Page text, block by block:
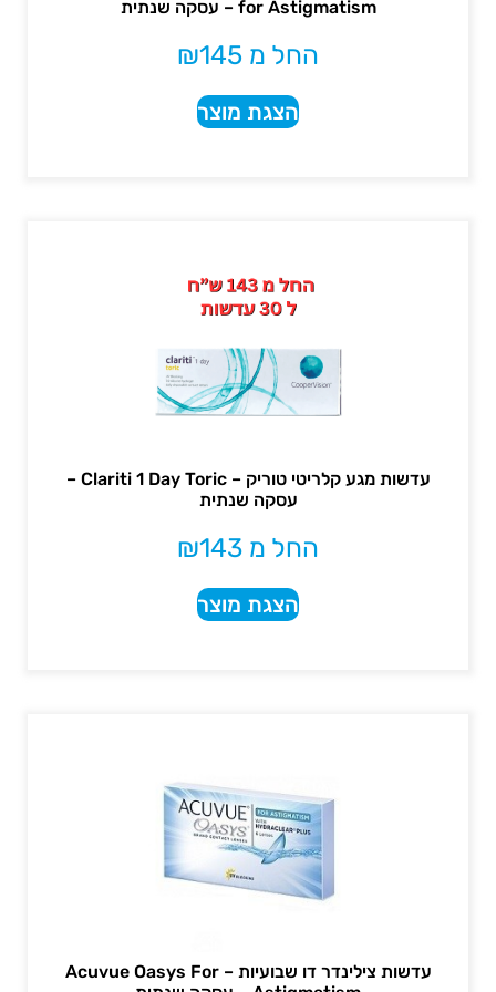
for Astigmatism – עסקה שנתית
החל מ ₪145
הצגת מוצר
עדשות מגע קלריטי טוריק – Clariti 1 Day Toric –
עסקה שנתית
החל מ ₪143
הצגת מוצר
עדשות צילינדר דו שבועיות – Acuvue Oasys For